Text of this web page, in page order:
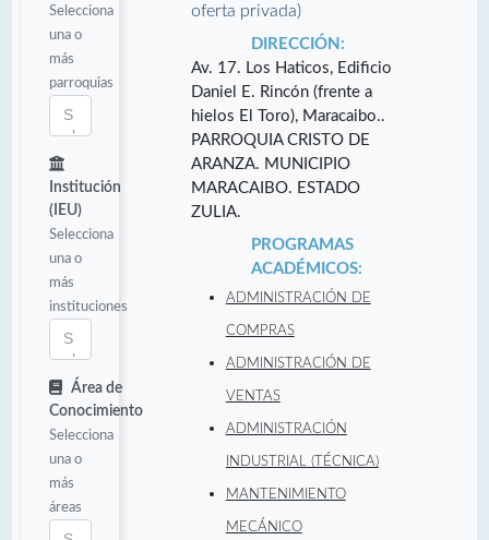
Selecciona
una o
más
parroquias
Institución
(IEU)
Selecciona
una o
más
instituciones
Área de
Conocimiento
Selecciona
una o
más
áreas
oferta privada)
DIRECCIÓN:
Av. 17. Los Haticos, Edificio
Daniel E. Rincón (frente a
hielos El Toro), Maracaibo..
PARROQUIA CRISTO DE
ARANZA. MUNICIPIO
MARACAIBO. ESTADO
ZULIA.
PROGRAMAS
ACADÉMICOS:
ADMINISTRACIÓN DE
COMPRAS
ADMINISTRACIÓN DE
VENTAS
ADMINISTRACIÓN
INDUSTRIAL (TÉCNICA)
MANTENIMIENTO
MECÁNICO